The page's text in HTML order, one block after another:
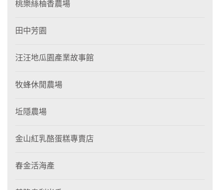
桃樂絲柚香農場
田中芳園
汪汪地瓜園產業故事館
牧蜂休閒農場
坵隱農場
金山紅乳酪蛋糕專賣店
春金活海產